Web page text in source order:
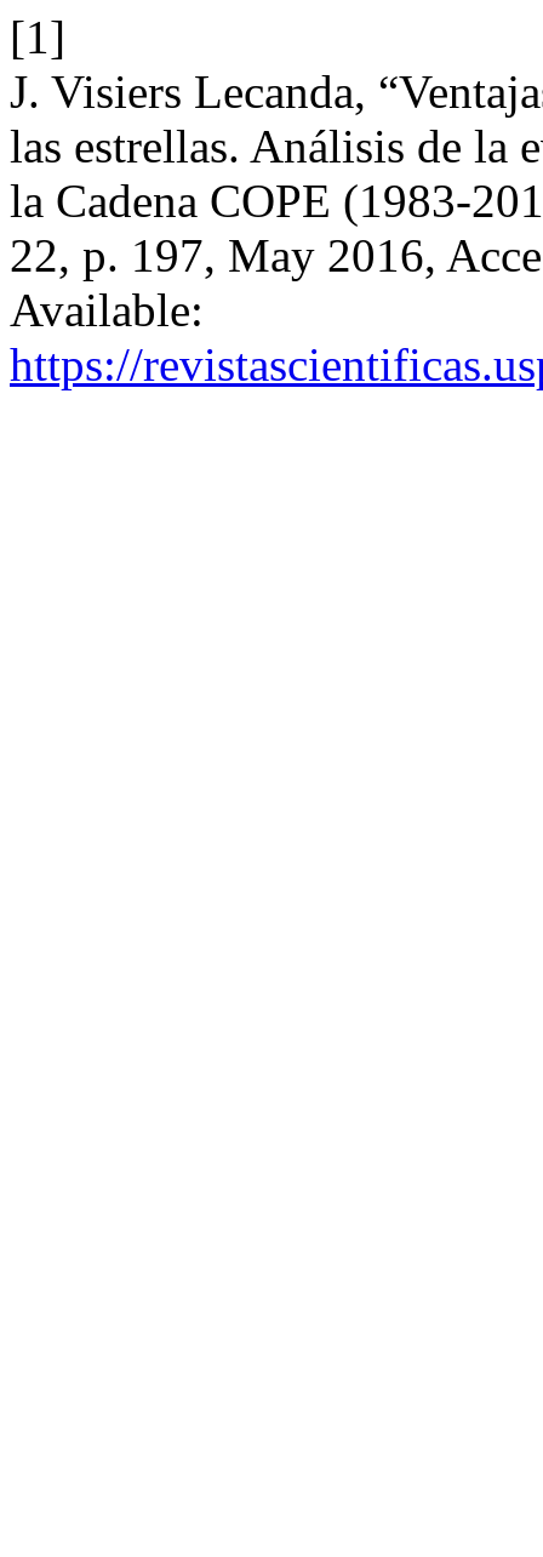
[1]
J. Visiers Lecanda,
las estrellas. Análisis de la
la Cadena COPE (1983-
22, p. 197, May 2016,
Available:
https://